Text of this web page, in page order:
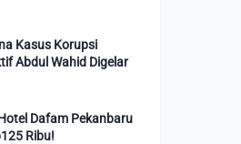
Kasus Korupsi
Abdul Wahid Digelar
Dafam Pekanbaru
Ribu!